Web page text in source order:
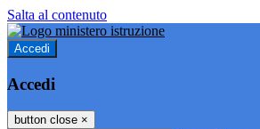
Salta al contenuto
Accedi
Accedi
button close ×